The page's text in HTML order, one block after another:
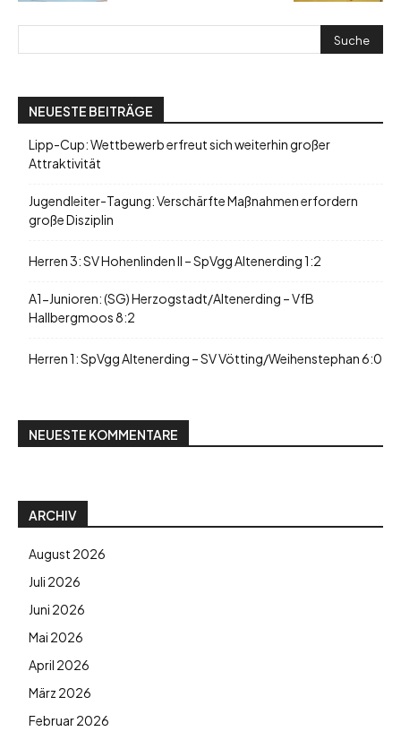
NEUESTE BEITRÄGE
Lipp-Cup: Wettbewerb erfreut sich weiterhin großer
Attraktivität
Jugendleiter-Tagung: Verschärfte Maßnahmen erfordern
große Disziplin
Herren 3: SV Hohenlinden II – SpVgg Altenerding 1:2
A1-Junioren: (SG) Herzogstadt/Altenerding – VfB
Hallbergmoos 8:2
Herren 1: SpVgg Altenerding – SV Vötting/Weihenstephan 6:0
NEUESTE KOMMENTARE
ARCHIV
August 2026
Juli 2026
Juni 2026
Mai 2026
April 2026
März 2026
Februar 2026